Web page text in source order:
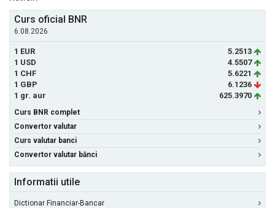
Curs oficial BNR
6.08.2026
1 EUR
5.2513
1 USD
4.5507
1 CHF
5.6221
1 GBP
6.1236
1 gr. aur
625.3970
Curs BNR complet
Convertor valutar
Curs valutar banci
Convertor valutar bănci
Informatii utile
Dictionar Financiar-Bancar